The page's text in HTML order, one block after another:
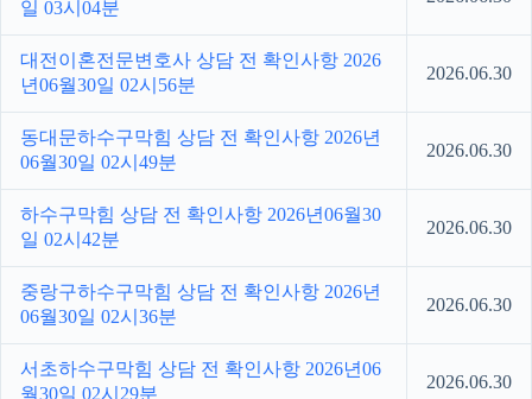
일 03시04분
대전이혼전문변호사 상담 전 확인사항 2026
년06월30일 02시56분
2026.06.30
동대문하수구막힘 상담 전 확인사항 2026년
06월30일 02시49분
2026.06.30
하수구막힘 상담 전 확인사항 2026년06월30
일 02시42분
2026.06.30
중랑구하수구막힘 상담 전 확인사항 2026년
06월30일 02시36분
2026.06.30
서초하수구막힘 상담 전 확인사항 2026년06
월30일 02시29분
2026.06.30